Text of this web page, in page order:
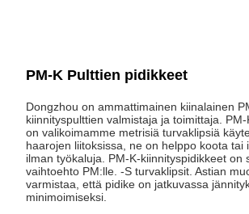
PM-K Pulttien pidikkeet
Dongzhou on ammattimainen kiinalainen
kiinnityspulttien valmistaja ja toimittaja.
on valikoimamme metrisiä turvaklipsiä
haarojen liitoksissa, ne on helppo koota tai
ilman työkaluja. PM-K-kiinnityspidikkeet on
vaihtoehto PM:lle. -S turvaklipsit. Astian
varmistaa, että pidike on jatkuvassa
minimoimiseksi.